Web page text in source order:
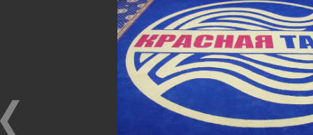
Фотогалерея наших работ по настилу ковролина.
Для получения более подробной информации о нашей
продукции и услугах, пожалуйста, обращайтесь к нашим
менеджерам, которые с радостью ответят на любые
Ваши вопросы и приедут к Вам для демонстрации
образцов ковровых покрытий.
Гостиничные вестибюли, коридоры
Фотографии настила
в гостиничных вестибюлях, коридорах, на лестницах.